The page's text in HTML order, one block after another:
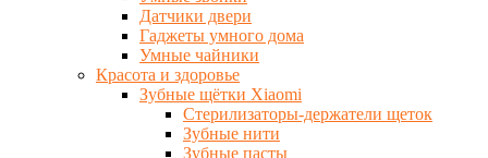
Датчики двери
Гаджеты умного дома
Умные чайники
Красота и здоровье
Зубные щётки Xiaomi
Стерилизаторы-держатели щеток
Зубные нити
Зубные пасты